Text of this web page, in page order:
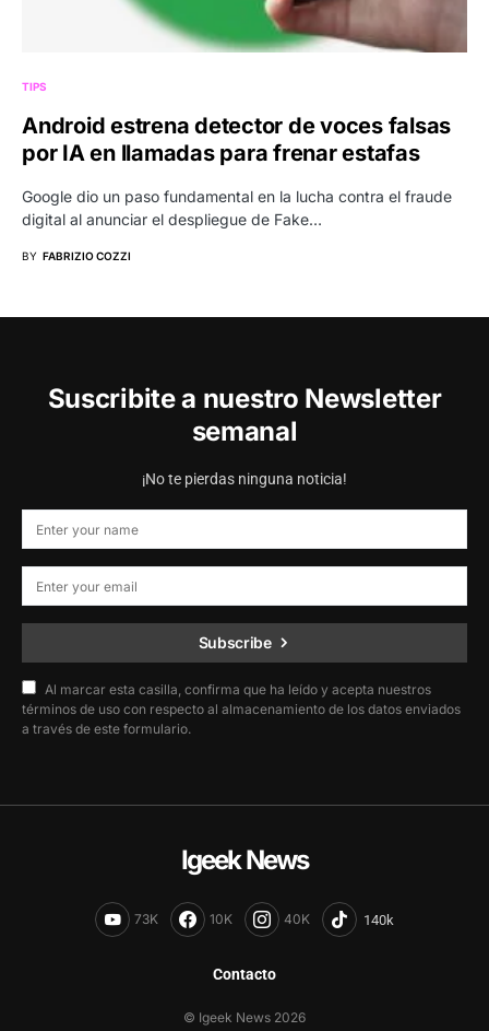
TIPS
Android estrena detector de voces falsas
por IA en llamadas para frenar estafas
Google dio un paso fundamental en la lucha contra el fraude
digital al anunciar el despliegue de Fake…
BY FABRIZIO COZZI
Suscribite a nuestro Newsletter
semanal
¡No te pierdas ninguna noticia!
Subscribe
Al marcar esta casilla, confirma que ha leído y acepta nuestros
términos de uso con respecto al almacenamiento de los datos enviados
a través de este formulario.
Igeek News
73K 10K 40K
Contacto
© Igeek News 2026